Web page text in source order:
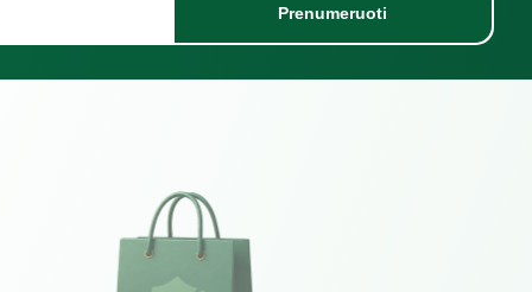
Prenumeruoti